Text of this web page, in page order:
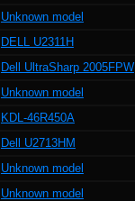
Unknown model
DELL U2311H
Dell UltraSharp 2005FPW
Unknown model
KDL-46R450A
Dell U2713HM
Unknown model
Unknown model